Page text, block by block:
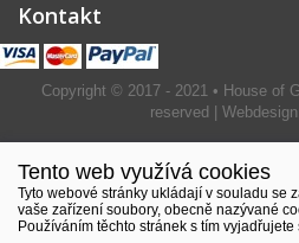
Kontakt
Copyright © 2017 - 2021 • House of
reserved | Webdesign:
Tento web využívá cookies
Tyto webové stránky ukládají v souladu se
vaše zařízení soubory, obecně nazývané
Používáním těchto stránek s tím vyjadřujete